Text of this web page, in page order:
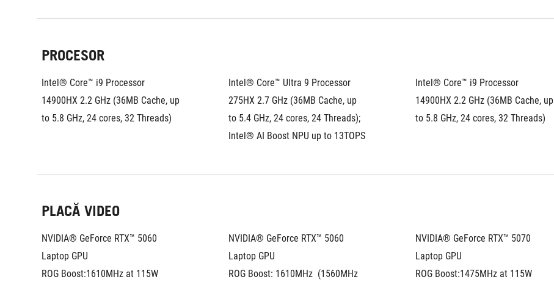
PROCESOR
Intel® Core™ i9 Processor
14900HX 2.2 GHz (36MB Cache, up
to 5.8 GHz, 24 cores, 32 Threads)
Intel® Core™ Ultra 9 Processor
275HX 2.7 GHz (36MB Cache, up
to 5.4 GHz, 24 cores, 24 Threads);
Intel® AI Boost NPU up to 13TOPS
Intel® Core™ i9 Processor
14900HX 2.2 GHz (36MB Cache, up
to 5.8 GHz, 24 cores, 32 Threads)
PLACĂ VIDEO
NVIDIA® GeForce RTX™ 5060
Laptop GPU
ROG Boost:1610MHz at 115W
NVIDIA® GeForce RTX™ 5060
Laptop GPU
ROG Boost: 1610MHz  (1560MHz
NVIDIA® GeForce RTX™ 5070
Laptop GPU
ROG Boost:1475MHz at 115W